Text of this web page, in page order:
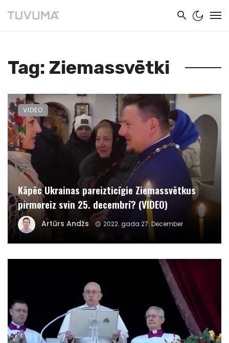
Tag: Ziemassvētki
Kāpēc Ukrainas pareizticīgie Ziemassvētkus
pirmoreiz svin 25. decembrī? (VIDEO)
Artūrs Andžs 2022. gada 27. December
VIDEO